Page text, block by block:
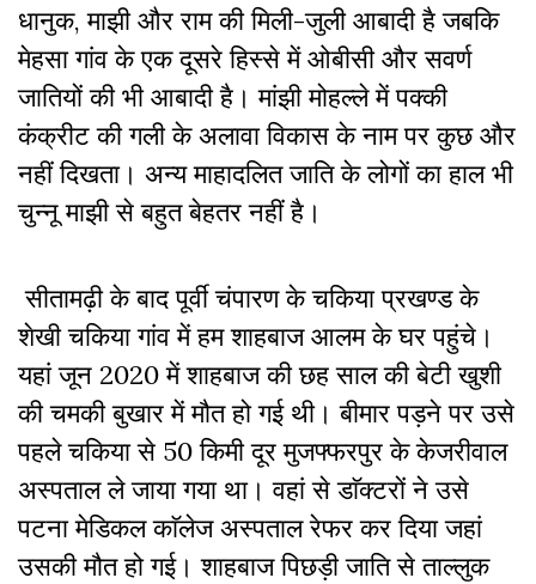
धानुक, माझी और राम की मिली-जुली आबादी है जबकि
मेहसा गांव के एक दूसरे हिस्से में ओबीसी और सवर्ण
जातियों की भी आबादी है। मांझी मोहल्ले में पक्की
कंक्रीट की गली के अलावा विकास के नाम पर कुछ और
नहीं दिखता। अन्य माहादलित जाति के लोगों का हाल भी
चुन्नू माझी से बहुत बेहतर नहीं है।
सीतामढ़ी के बाद पूर्वी चंपारण के चकिया प्रखण्ड के
शेखी चकिया गांव में हम शाहबाज आलम के घर पहुंचे।
यहां जून 2020 में शाहबाज की छह साल की बेटी खुशी
की चमकी बुखार में मौत हो गई थी। बीमार पड़ने पर उसे
पहले चकिया से 50 किमी दूर मुजफ्फरपुर के केजरीवाल
अस्पताल ले जाया गया था। वहां से डाॅक्टरों ने उसे
पटना मेडिकल काॅलेज अस्पताल रेफर कर दिया जहां
उसकी मौत हो गई। शाहबाज पिछड़ी जाति से ताल्लुक